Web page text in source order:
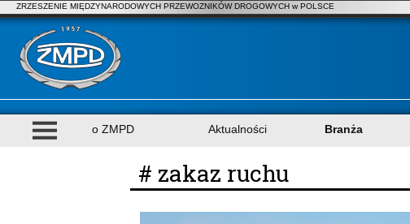
ZRZESZENIE MIĘDZYNARODOWYCH PRZEWOZNIKÓW DROGOWYCH w POLSCE
o ZMPD Aktualności Branża
# zakaz ruchu